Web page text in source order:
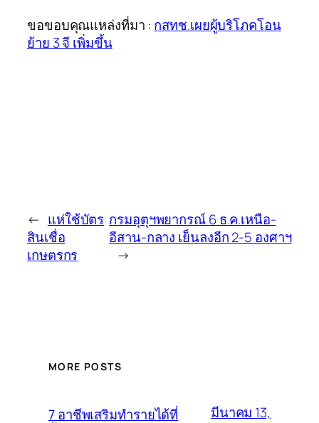
ขอขอบคุณแหล่งที่มา : กสทช.เผยผู้บริโภคโอน
ย้าย 3 จี เพิ่มขึ้น
← แห่ใช้บัตร
สินเชื่อ
เกษตรกร
กรมอุตุฯพยากรณ์ 6 ธ.ค.เหนือ-
อีสาน-กลาง เย็นลงอีก 2-5 องศาฯ
→
MORE POSTS
7 อาชีพเสริมทำรายได้ที่
มีนาคม 13,